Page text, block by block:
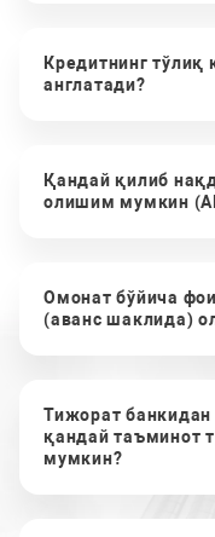
Кредитнинг
англатади?
Қандай қилиб
олишим мумкин
Омонат бўйича
(аванс шаклида)
Тижорат
қандай таъминот
мумкин?